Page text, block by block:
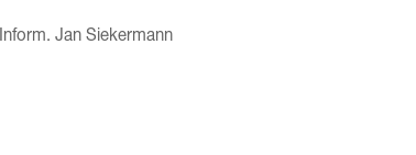
Jan Siekermann